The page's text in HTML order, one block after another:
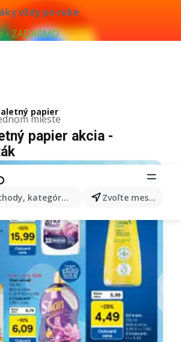
vždy po ruke
- ZADARMO
mieste
kategórie, produkty... Zvoľte mesto
papier
papier akcia -